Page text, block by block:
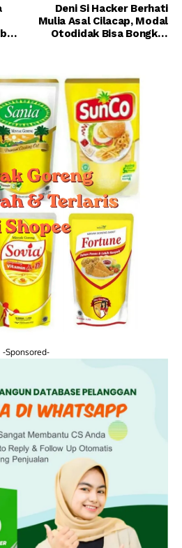
Deni Si Hacker Berhati
Mulia Asal Cilacap, Modal
Otodidak Bisa Bongkar
-Sponsored-